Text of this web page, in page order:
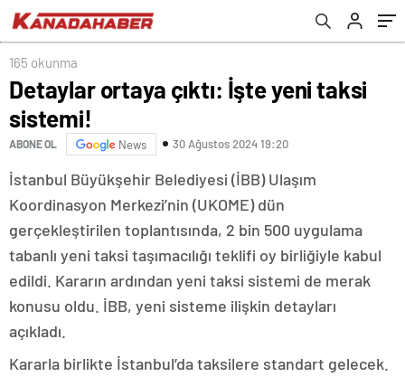
165 okunma
Detaylar ortaya çıktı: İşte yeni taksi
sistemi!
ABONE OL News 30 Ağustos 2024 19:20
İstanbul Büyükşehir Belediyesi (İBB) Ulaşım
Koordinasyon Merkezi’nin (UKOME) dün
gerçekleştirilen toplantısında, 2 bin 500 uygulama
tabanlı yeni taksi taşımacılığı teklifi oy birliğiyle kabul
edildi. Kararın ardından yeni taksi sistemi de merak
konusu oldu. İBB, yeni sisteme ilişkin detayları
açıkladı.
Kararla birlikte İstanbul’da taksilere standart gelecek.